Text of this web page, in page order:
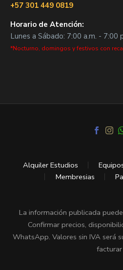
+57 301 449 0819
Horario de Atención:
Lunes a Sábado: 7:00 a.m. - 7:00
*Nocturno, domingos y festivos con
Alquiler Estudios
Membresias
La información publicada
Confirmar precios,
WhatsApp. Valores sin IVA será
facturar